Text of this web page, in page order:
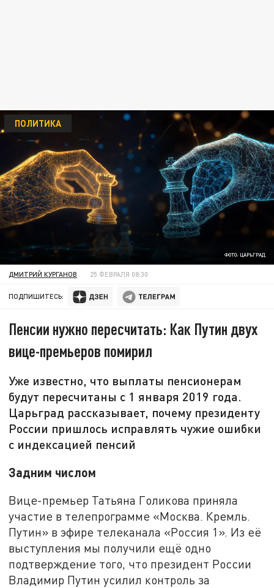
ФОТО: ЦАРЬГРАД
ПОЛИТИКА
ДМИТРИЙ КУРГАНОВ 25 ФЕВРАЛЯ 08:30
ПОДПИШИТЕСЬ:
Пенсии нужно пересчитать: Как Путин двух
вице-премьеров помирил
Уже известно, что выплаты пенсионерам
будут пересчитаны с 1 января 2019 года.
Царьград рассказывает, почему президенту
России пришлось исправлять чужие ошибки
с индексацией пенсий
Задним числом
Вице-премьер Татьяна Голикова приняла
участие в телепрограмме «Москва. Кремль.
Путин» в эфире телеканала «Россия 1». Из её
выступления мы получили ещё одно
подтверждение того, что президент России
Владимир Путин усилил контроль за